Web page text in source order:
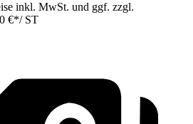
inkl. MwSt. und ggf. zzgl.
€*/ ST